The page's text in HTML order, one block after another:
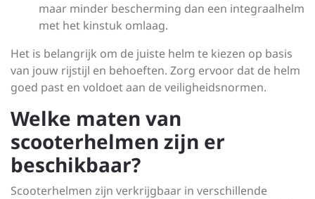
maar minder bescherming dan een integraalhelm
met het kinstuk omlaag.
Het is belangrijk om de juiste helm te kiezen op basis
van jouw rijstijl en behoeften. Zorg ervoor dat de helm
goed past en voldoet aan de veiligheidsnormen.
Welke maten van
scooterhelmen zijn er
beschikbaar?
Scooterhelmen zijn verkrijgbaar in verschillende